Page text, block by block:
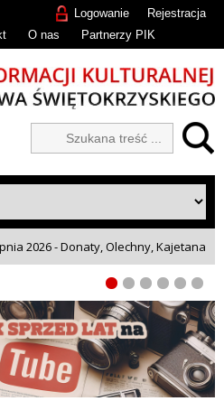
Rejestracja
Logowanie
O nas Partnerzy PIK
2026 - Donaty, Olechny, Kajetana